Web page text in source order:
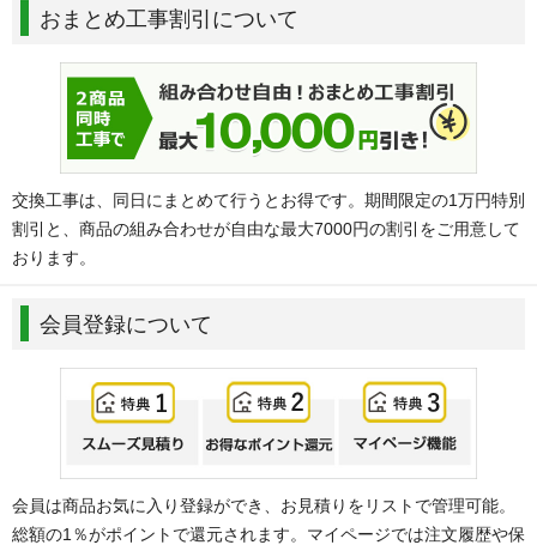
おまとめ工事割引について
交換工事は、同日にまとめて行うとお得です。期間限定の1万円特別
割引と、商品の組み合わせが自由な最大7000円の割引をご用意して
おります。
会員登録について
会員は商品お気に入り登録ができ、お見積りをリストで管理可能。
総額の1％がポイントで還元されます。マイページでは注文履歴や保